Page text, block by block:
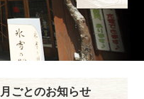
月ごとのお知らせ